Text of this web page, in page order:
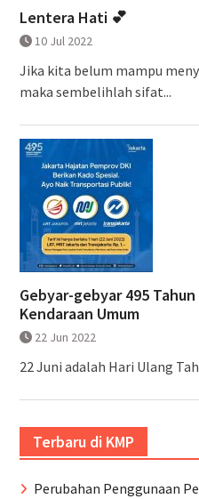
Lentera Hati 💕
10 Jul 2022
Jika kita belum mampu
maka sembelihlah sifat...
Gebyar-gebyar 495
Kendaraan Umum
22 Jun 2022
22 Juni adalah Hari Ulang
Terbaru di KMP
Perubahan Penggunaan